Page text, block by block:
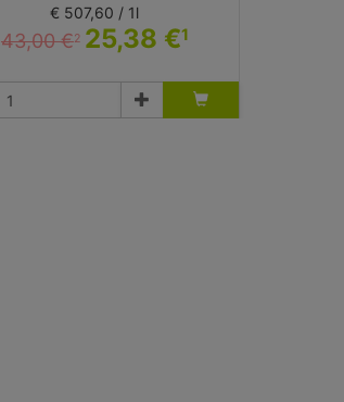
€ 507,60 / 1l
43,00 €2 25,38 €1
Gel
Dr. Grandel GmbH